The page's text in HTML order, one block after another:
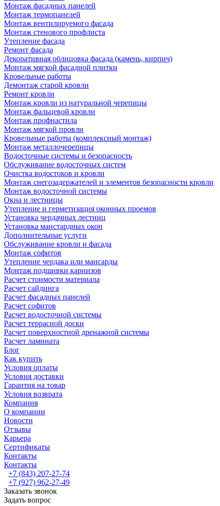
Монтаж фасадных панелей
Монтаж термопанелей
Монтаж вентилируемого фасада
Монтаж стенового профлиста
Утепление фасада
Ремонт фасада
Декоративная облицовка фасада (камень, кирпич)
Монтаж мягкой фасадной плитки
Кровельные работы
Демонтаж старой кровли
Ремонт кровли
Монтаж кровли из натуральной черепицы
Монтаж фальцевой кровли
Монтаж профнастила
Монтаж мягкой провли
Кровельные работы (комплексный монтаж)
Монтаж металлочерепицы
Водосточные системы и безопасность
Обслуживание водосточных систем
Очистка водостоков и кровли
Монтаж снегозадержателей и элементов безопасности кровли
Монтаж водосточной системы
Окна и лестницы
Утепление и герметизация оконных проемов
Установка чердачных лестниц
Установка манстардных окон
Дополнительные услуги
Обслуживание кровли и фасада
Монтаж софитов
Утепление чердака или мансарды
Монтаж подшивки карнизов
Расчет стоимости материала
Расчет сайдинга
Расчет фасадных панелей
Расчет софитов
Расчет водосточной системы
Расчет террасной доски
Расчет поверхностной дренажной системы
Расчет ламината
Блог
Как купить
Условия оплаты
Условия доставки
Гарантия на товар
Условия возврата
Компания
О компании
Новости
Отзывы
Карьера
Сертификаты
Контакты
Контакты
+7 (843) 207-27-74
+7 (927) 962-27-49
Заказать звонок
Задать вопрос